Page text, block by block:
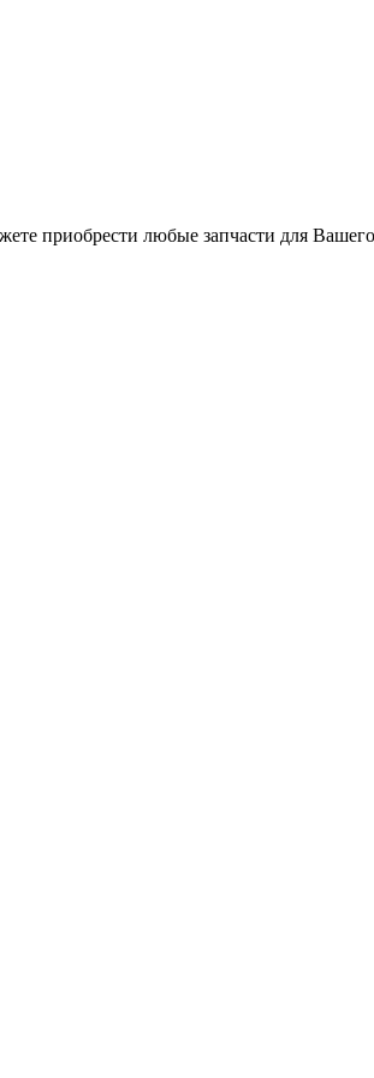
приобрести любые запчасти для